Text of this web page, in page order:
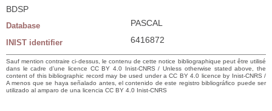
BDSP
Database PASCAL
INIST identifier 6416872
Sauf mention contraire ci-dessus, le contenu de cette notice bibliographique peut être utilisé
dans le cadre d’une licence CC BY 4.0 Inist-CNRS / Unless otherwise stated above, the
content of this bibliographic record may be used under a CC BY 4.0 licence by Inist-CNRS /
A menos que se haya señalado antes, el contenido de este registro bibliográfico puede ser
utilizado al amparo de una licencia CC BY 4.0 Inist-CNRS